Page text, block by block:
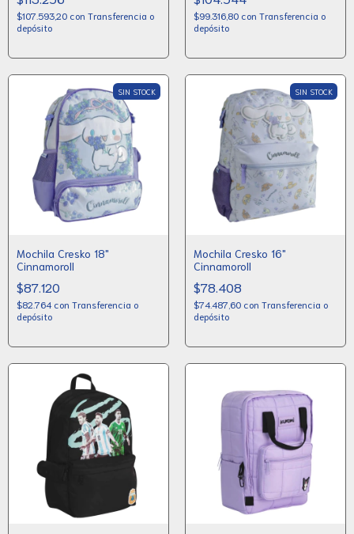
$107.593,20 con Transferencia o
depósito
$99.316,80 con Transferencia o
depósito
SIN STOCK
Mochila Cresko 18"
Cinnamoroll
$87.120
$82.764 con Transferencia o
depósito
SIN STOCK
Mochila Cresko 16"
Cinnamoroll
$78.408
$74.487,60 con Transferencia o
depósito